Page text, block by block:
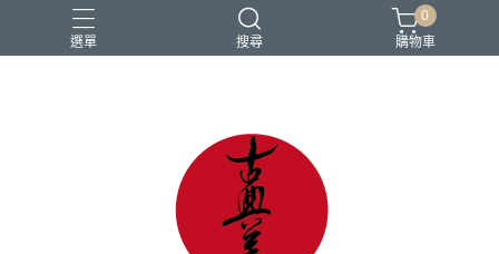
選單 搜尋
棉麻 茶禪服
0
購物車